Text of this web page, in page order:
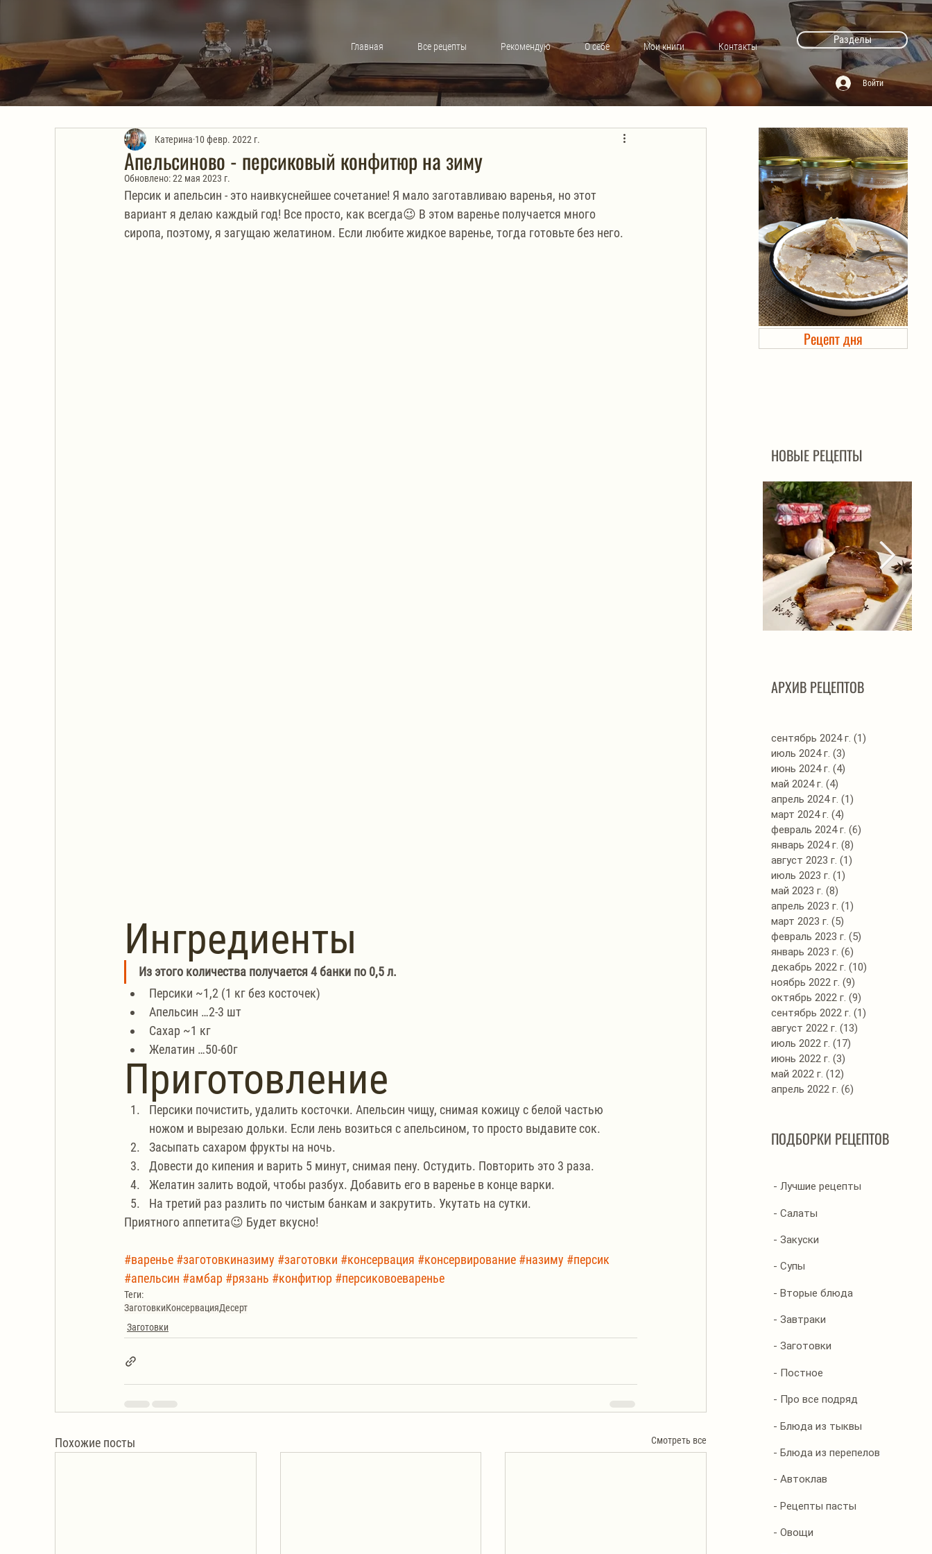
Главная Все рецепты Рекомендую О себе Мои книги Контакты
Разделы
Войти
Апельсиново - персиковый конфитюр на зиму
Катерина 10 февр. 2022 г.
Обновлено:22 мая 2023 г.
Персик и апельсин - это наивкуснейшее сочетание! Я мало заготавливаю варенья, но этот
вариант я делаю каждый год! Все просто, как всегда😉 В этом варенье получается много
сиропа, поэтому, я загущаю желатином. Если любите жидкое варенье, тогда готовьте без него.
Ингредиенты
Из этого количества получается 4 банки по 0,5 л.
Персики ~1,2 (1 кг без косточек)
Апельсин …2-3 шт
Сахар ~1 кг
Желатин …50-60г
Приготовление
Персики почистить, удалить косточки. Апельсин чищу, снимая кожицу с белой частью
ножом и вырезаю дольки. Если лень возиться с апельсином, то просто выдавите сок.
Засыпать сахаром фрукты на ночь.
Довести до кипения и варить 5 минут, снимая пену. Остудить. Повторить это 3 раза.
Желатин залить водой, чтобы разбух. Добавить его в варенье в конце варки.
На третий раз разлить по чистым банкам и закрутить. Укутать на сутки.
Приятного аппетита😉 Будет вкусно!
#варенье #заготовкиназиму #заготовки #консервация #консервирование #назиму #персик
#апельсин #амбар #рязань #конфитюр #персиковоеваренье
Теги:
ЗаготовкиКонсервацияДесерт
Заготовки
Похожие посты Смотреть все
Холодец в банке. Автоклав
Рецепт дня
НОВЫЕ РЕЦЕПТЫ
соусе
АРХИВ РЕЦЕПТОВ
сентябрь 2024 г. (1)
июль 2024 г. (3)
июнь 2024 г. (4)
май 2024 г. (4)
апрель 2024 г. (1)
март 2024 г. (4)
февраль 2024 г. (6)
январь 2024 г. (8)
август 2023 г. (1)
июль 2023 г. (1)
май 2023 г. (8)
апрель 2023 г. (1)
март 2023 г. (5)
февраль 2023 г. (5)
январь 2023 г. (6)
декабрь 2022 г. (10)
ноябрь 2022 г. (9)
октябрь 2022 г. (9)
сентябрь 2022 г. (1)
август 2022 г. (13)
июль 2022 г. (17)
июнь 2022 г. (3)
май 2022 г. (12)
апрель 2022 г. (6)
ПОДБОРКИ РЕЦЕПТОВ
- Лучшие рецепты
- Салаты
- Закуски
- Супы
- Вторые блюда
- Завтраки
- Заготовки
- Постное
- Про все подряд
- Блюда из тыквы
- Блюда из перепелов
- Автоклав
- Рецепты пасты
- Овощи